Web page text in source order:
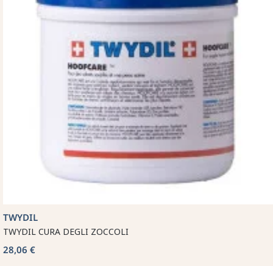
TWYDIL
TWYDIL CURA DEGLI ZOCCOLI
28,06 €